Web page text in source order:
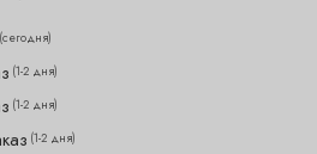
(1-2 дня)
(сегодня)
(1-2 дня)
(1-2 дня)